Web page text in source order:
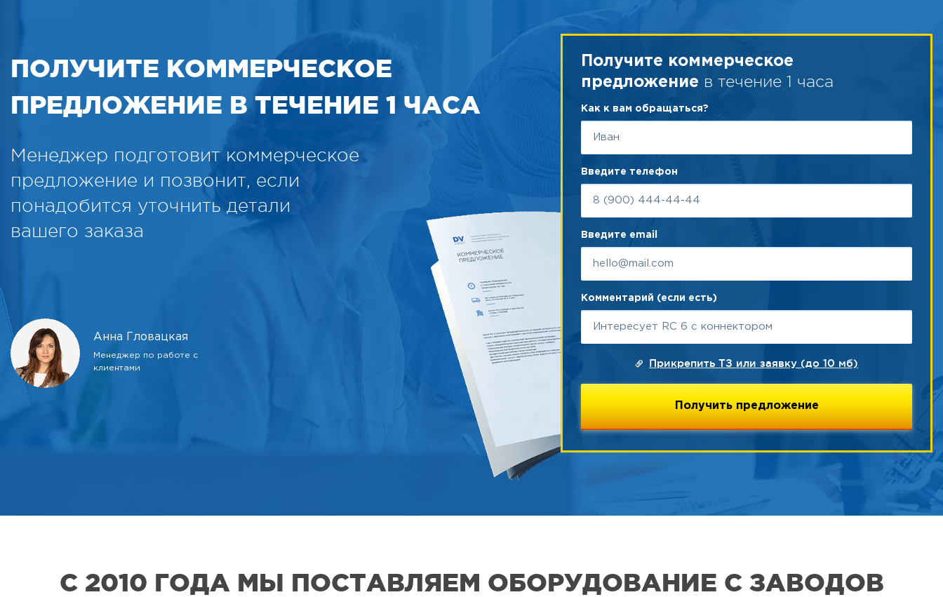
ПОЛУЧИТЕ КОММЕРЧЕСКОЕ
ПРЕДЛОЖЕНИЕ В ТЕЧЕНИЕ 1 ЧАСА
Менеджер подготовит коммерческое
предложение и позвонит, если
понадобится уточнить детали
вашего заказа
Анна Гловацкая
Менеджер по работе с
клиентами
Получите коммерческое
предложение в течение 1 часа
Как к вам обращаться?
Введите телефон
Введите email
Комментарий (если есть)
Прикрепить ТЗ или заявку (до 10 мб)
С 2010 ГОДА МЫ ПОСТАВЛЯЕМ ОБОРУДОВАНИЕ С ЗАВОДОВ